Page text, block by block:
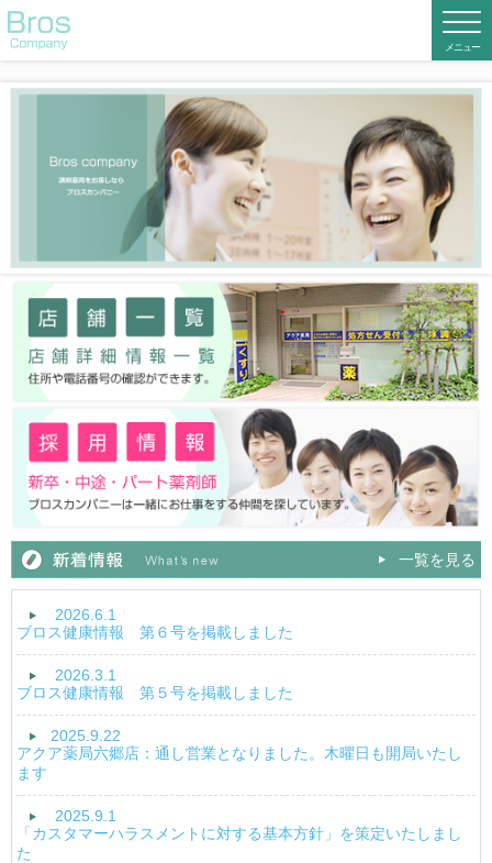
一覧を見る
2026.6.1
ブロス健康情報 第６号を掲載しました
2026.3.1
ブロス健康情報 第５号を掲載しました
2025.9.22
アクア薬局六郷店：通し営業となりました。木曜日も開局いたし
ます
2025.9.1
「カスタマーハラスメントに対する基本方針」を策定いたしまし
た